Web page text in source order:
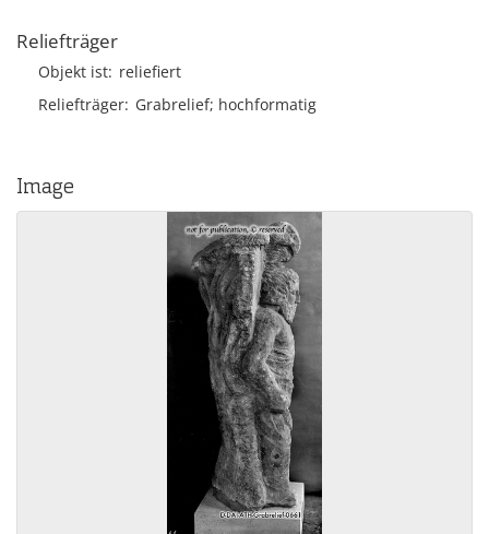
Reliefträger
Objekt ist reliefiert
Reliefträger Grabrelief; hochformatig
Image